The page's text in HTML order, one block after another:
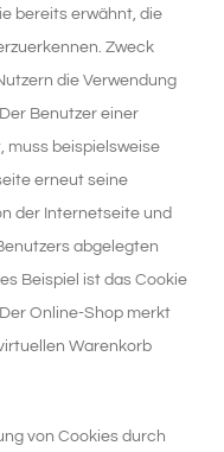
bereits erwähnt, die
Zweck
die Verwendung
Benutzer einer
muss beispielsweise
erneut seine
der Internetseite und
abgelegten
Beispiel ist das Cookie
Online-Shop merkt
Warenkorb
von Cookies durch